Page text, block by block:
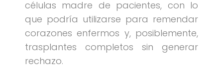
células madre de pacientes, con lo
que podría utilizarse para remendar
corazones enfermos y, posiblemente,
trasplantes completos sin generar
rechazo.